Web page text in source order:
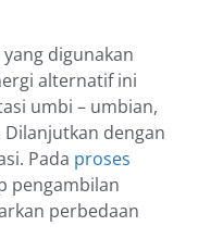
digunakan
alternatif ini
umbi – umbian,
Dilanjutkan dengan
Pada proses
pengambilan
perbedaan